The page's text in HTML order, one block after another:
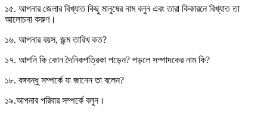
১৫. আপনার জেলার বিখ্যাত কিছু মানুষের নাম বলুন এবং তারা কিকারনে বিখ্যাত তা
আলোচনা করুণ।
১৬. আপনার বয়স, জন্ম তারিখ কত?
১৭. আপনি কি কোন দৈনিকপত্রিকা পড়েন? পড়লে সম্পাদকের নাম কি?
১৮. বঙ্গবন্ধু সম্পর্কে যা জানেন তা বলেন?
১৯.আপনার পরিবার সম্পর্কে বলুন।